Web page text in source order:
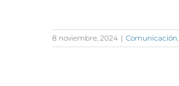
8 noviembre, 2024 | Comunicación,